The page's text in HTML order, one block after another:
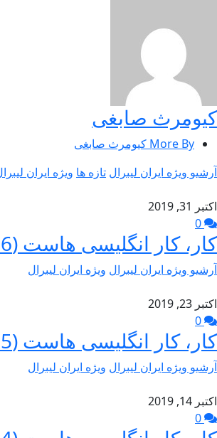
کیومرث صابغی
More By کیومرث صابغی
آرشیو ویژه ایران لیبرال تازه ها ویژه ایران
اکتبر 31, 2019
کار، کار انگلیسی هاست (16)– نویسنده: jack straw جک استراو- برگردان: کیومرث صابغی
آرشیو ویژه ایران لیبرال ویژه ایران لیبرال
اکتبر 23, 2019
کار، کار انگلیسی هاست (15)– نویسنده: jack straw جک استراو- برگردان: #کیومرث صابغی
آرشیو ویژه ایران لیبرال ویژه ایران لیبرال
اکتبر 14, 2019